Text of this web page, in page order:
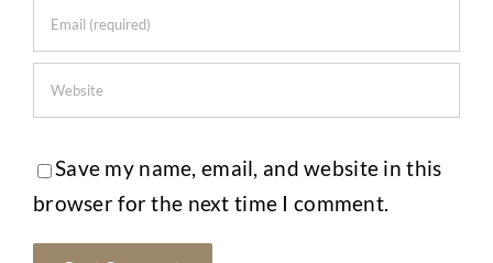
Save my name, email, and website in this
browser for the next time I comment.